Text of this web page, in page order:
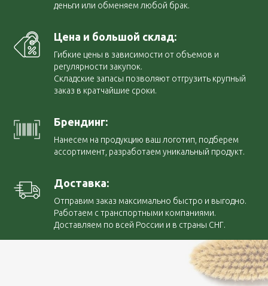
деньги или обменяем любой брак.
Цена и большой склад:
Гибкие цены в зависимости от объемов и
регулярности закупок.
Складские запасы позволяют отгрузить крупный
заказ в кратчайшие сроки.
Брендинг:
Нанесем на продукцию ваш логотип, подберем
ассортимент, разработаем уникальный продукт.
Доставка:
Отправим заказ максимально быстро и выгодно.
Работаем с транспортными компаниями.
Доставляем по всей России и в страны СНГ.